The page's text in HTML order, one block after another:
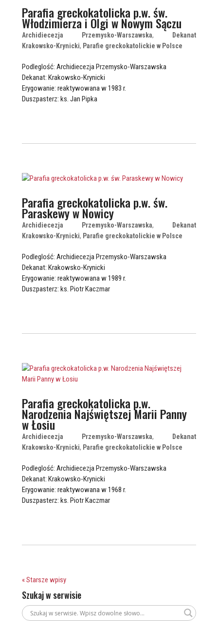
Parafia greckokatolicka p.w. św.
Włodzimierza i Olgi w Nowym Sączu
Archidiecezja Przemysko-Warszawska,
Dekanat
Krakowsko-Krynicki, Parafie greckokatolickie w Polsce
Podleglość: Archidiecezja Przemysko-Warszawska
Dekanat: Krakowsko-Krynicki
Erygowanie: reaktywowana w 1983 r.
Duszpasterz: ks. Jan Pipka
Parafia greckokatolicka p.w. św.
Paraskewy w Nowicy
Archidiecezja Przemysko-Warszawska,
Dekanat
Krakowsko-Krynicki, Parafie greckokatolickie w Polsce
Podleglość: Archidiecezja Przemysko-Warszawska
Dekanat: Krakowsko-Krynicki
Erygowanie: reaktywowana w 1989 r.
Duszpasterz: ks. Piotr Kaczmar
Parafia greckokatolicka p.w.
Narodzenia Najświętszej Marii Panny
w Łosiu
Archidiecezja Przemysko-Warszawska,
Dekanat
Krakowsko-Krynicki, Parafie greckokatolickie w Polsce
Podleglość: Archidiecezja Przemysko-Warszawska
Dekanat: Krakowsko-Krynicki
Erygowanie: reaktywowana w 1968 r.
Duszpasterz: ks. Piotr Kaczmar
« Starsze wpisy
Szukaj w serwisie